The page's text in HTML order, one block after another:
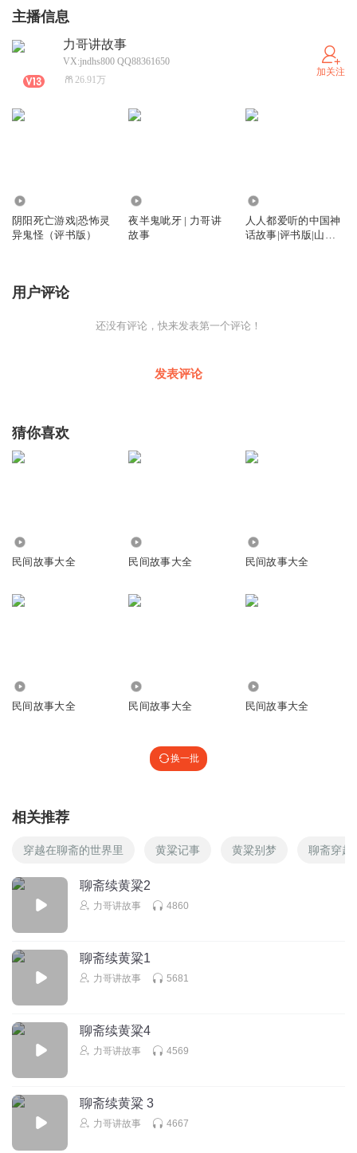
主播信息
力哥讲故事
VX:jndhs800 QQ88361650
26.91万
加关注
阴阳死亡游戏|恐怖灵
异鬼怪（评书版）
夜半鬼呲牙 | 力哥讲
故事
人人都爱听的中国神
话故事|评书版|山海
用户评论
还没有评论，快来发表第一个评论！
发表评论
猜你喜欢
民间故事大全 民间故事大全 民间故事大全
民间故事大全 民间故事大全 民间故事大全
换一批
相关推荐
穿越在聊斋的世界里 黄粱记事 黄粱别梦 聊斋穿越
聊斋续黄粱2
力哥讲故事 4860
聊斋续黄粱1
力哥讲故事 5681
聊斋续黄粱4
力哥讲故事 4569
聊斋续黄粱 3
力哥讲故事 4667